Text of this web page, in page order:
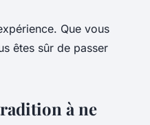
Que vous
êtes sûr de passer
à ne